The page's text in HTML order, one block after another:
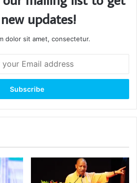
updates!
dolor sit amet, consectetur.